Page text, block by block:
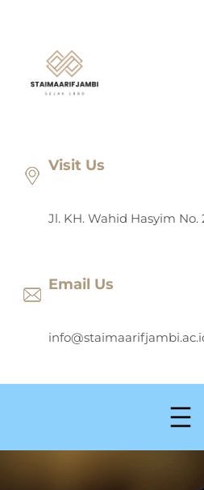
Visit Us
Jl. KH. Wahid Hasyim No.
Email Us